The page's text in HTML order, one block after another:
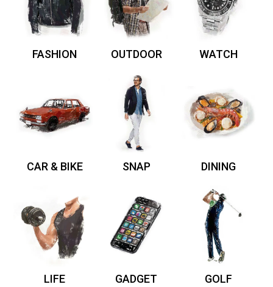
FASHION OUTDOOR WATCH
CAR & BIKE SNAP DINING
LIFE GADGET GOLF